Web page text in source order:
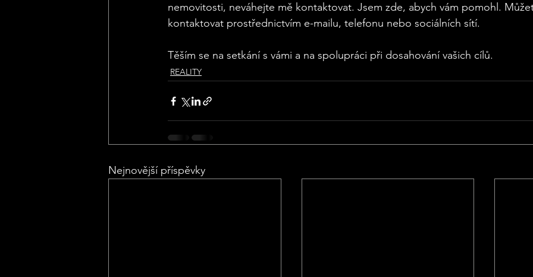
nemovitosti, neváhejte mě kontaktovat. Jsem zde, abych vám pomohl.
kontaktovat prostřednictvím e-mailu, telefonu nebo sociálních sítí.
Těším se na setkání s vámi a na spolupráci při dosahování vašich cílů.
REALITY
Nejnovější příspěvky